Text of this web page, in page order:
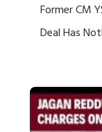
Former CM
Deal Has